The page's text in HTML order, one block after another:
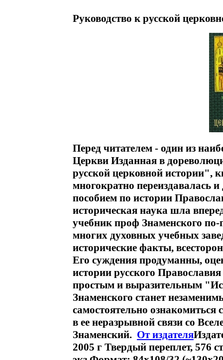
Руководство к русской
Перед читателем - один из
Церкви Изданная в
русской церковной истории",
многократно переиздавалась
пособием по истории
историческая наука шла
учебник проф Знаменского
многих духовных учебных
исторические факты,
Его суждения продуманны,
истории русского
простым и выразительным
Знаменского станет
самостоятельно
в ее неразрывной связи со
Знаменский. От издателя
2005 г Твердый переплет, 576